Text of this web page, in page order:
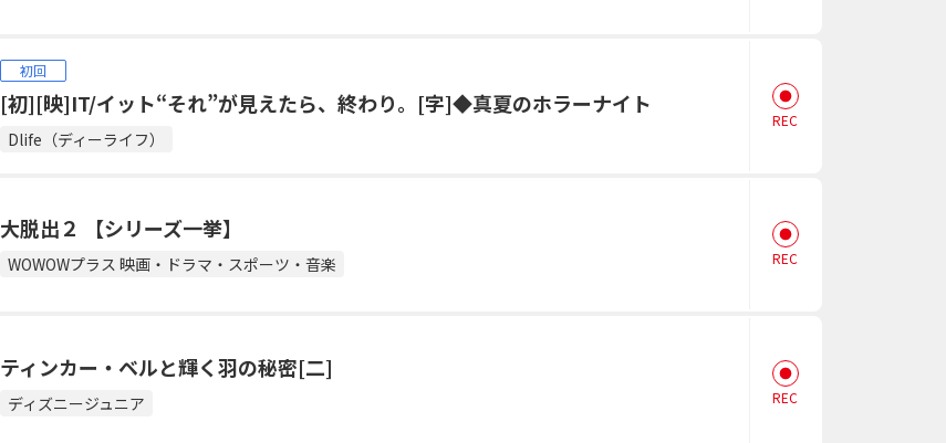
初回
[初][映]IT/イット“それ”が見えたら、終わり。[字]◆真夏のホラーナイト
Dlife（ディーライフ）
REC
大脱出２ 【シリーズ一挙】
WOWOWプラス 映画・ドラマ・スポーツ・音楽 REC
ティンカー・ベルと輝く羽の秘密[二]
ディズニージュニア REC